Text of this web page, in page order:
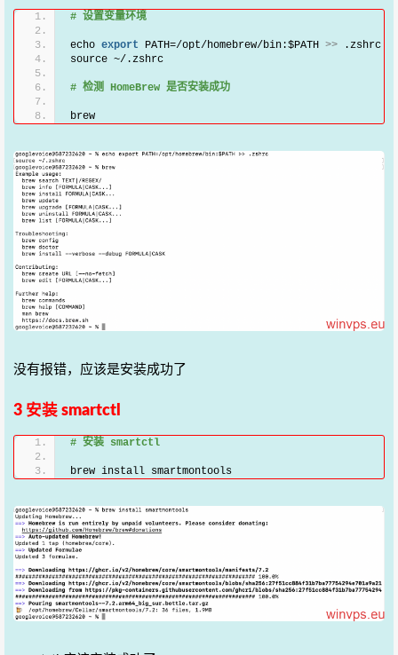
# 设置变量环境
echo export PATH=/opt/homebrew/bin:$PATH >> .zshrc
source ~/.zshrc
# 检测 HomeBrew 是否安装成功
brew
没有报错，应该是安装成功了
3 安装 smartctl
# 安装 smartctl
brew install smartmontools